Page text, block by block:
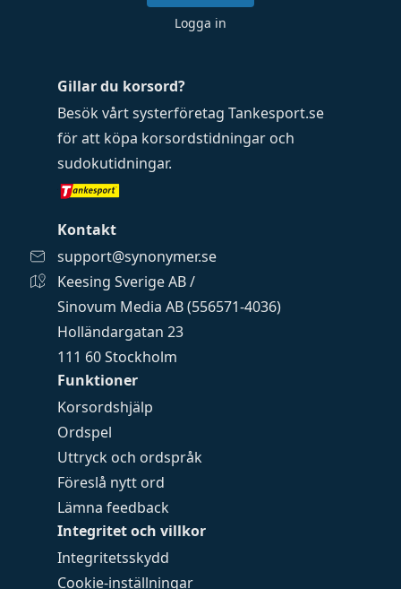
Funktioner
Korsordshjälp
Ordspel
Uttryck och ordspråk
Föreslå nytt ord
Lämna feedback
Integritet och villkor
Integritetsskydd
Cookie-inställningar
Gillar du korsord?
Besök vårt systerföretag Tankesport.se
för att köpa korsordstidningar och
sudokutidningar.
Kontakt
support@synonymer.se
Keesing Sverige AB /
Sinovum Media AB (556571-4036)
Holländargatan 23
111 60 Stockholm
Logga in